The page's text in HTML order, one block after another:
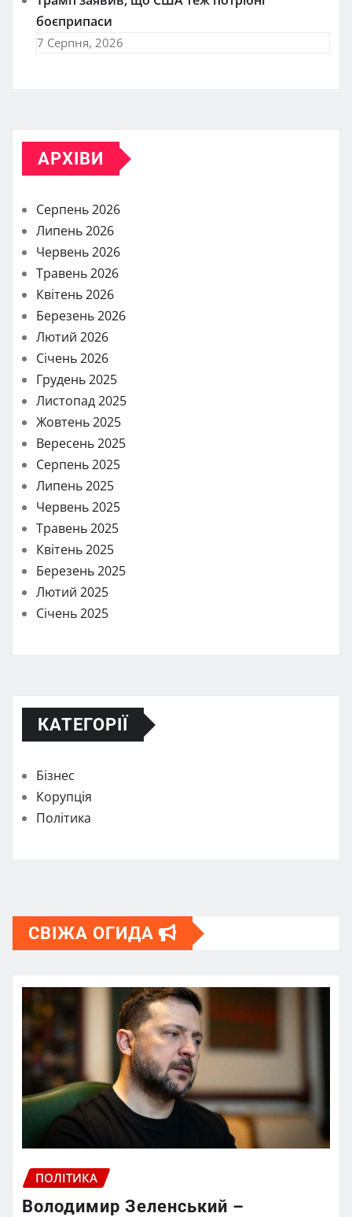
боєприпаси
7 Серпня, 2026
АРХІВИ
Серпень 2026
Липень 2026
Червень 2026
Травень 2026
Квітень 2026
Березень 2026
Лютий 2026
Січень 2026
Грудень 2025
Листопад 2025
Жовтень 2025
Вересень 2025
Серпень 2025
Липень 2025
Червень 2025
Травень 2025
Квітень 2025
Березень 2025
Лютий 2025
Січень 2025
КАТЕГОРІЇ
Бізнес
Корупція
Політика
СВІЖА ОГИДА
ПОЛІТИКА
Володимир Зеленський –